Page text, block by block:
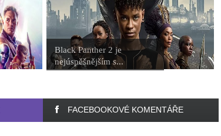
Black Panther 2 je
nejúspěšnějším s...
FACEBOOKOVÉ KOMENTÁŘE